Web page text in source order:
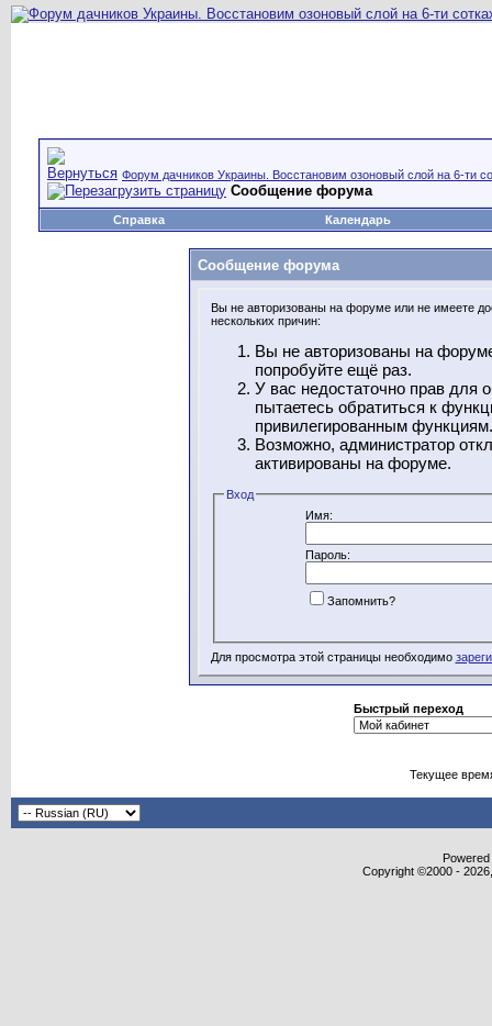
Форум дачников Украины. Восстановим озоновый слой на 6-ти
Сообщение форума
Справка Календарь
Сообщение форума
Вы не авторизованы на форуме или не имеете
нескольких причин:
Вы не авторизованы на
попробуйте ещё раз.
У вас недостаточно прав для
пытаетесь обратиться к
привилегированным функциям.
Возможно, администратор
активированы на форуме.
Вход
Имя:
Пароль:
Запомнить?
Для просмотра этой страницы необходимо
Быстрый переход
Текущее
Copyright ©2000 -